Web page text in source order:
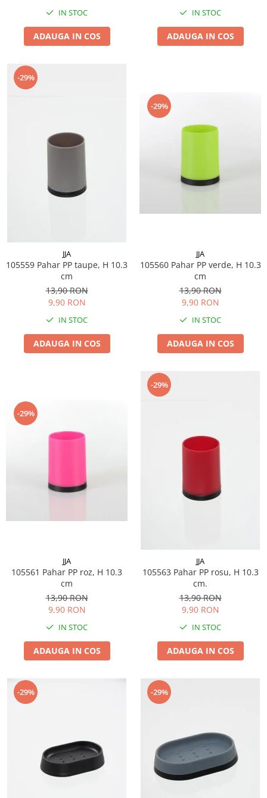
IN STOC
ADAUGA IN COS
IN STOC
ADAUGA IN COS
-29%
JJA
105559 Pahar PP taupe, H 10.3
cm
13,90 RON
9,90 RON
IN STOC
ADAUGA IN COS
-29%
JJA
105560 Pahar PP verde, H 10.3
cm
13,90 RON
9,90 RON
IN STOC
ADAUGA IN COS
-29%
JJA
105561 Pahar PP roz, H 10.3
cm
13,90 RON
9,90 RON
IN STOC
ADAUGA IN COS
-29%
JJA
105563 Pahar PP rosu, H 10.3
cm.
13,90 RON
9,90 RON
IN STOC
ADAUGA IN COS
-29% -29%